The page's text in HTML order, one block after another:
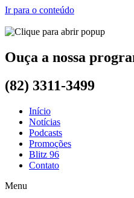
Ir para o conteúdo
Ouça a nossa
(82) 3311-3499
Início
Notícias
Podcasts
Promoções
Blitz 96
Contato
Menu